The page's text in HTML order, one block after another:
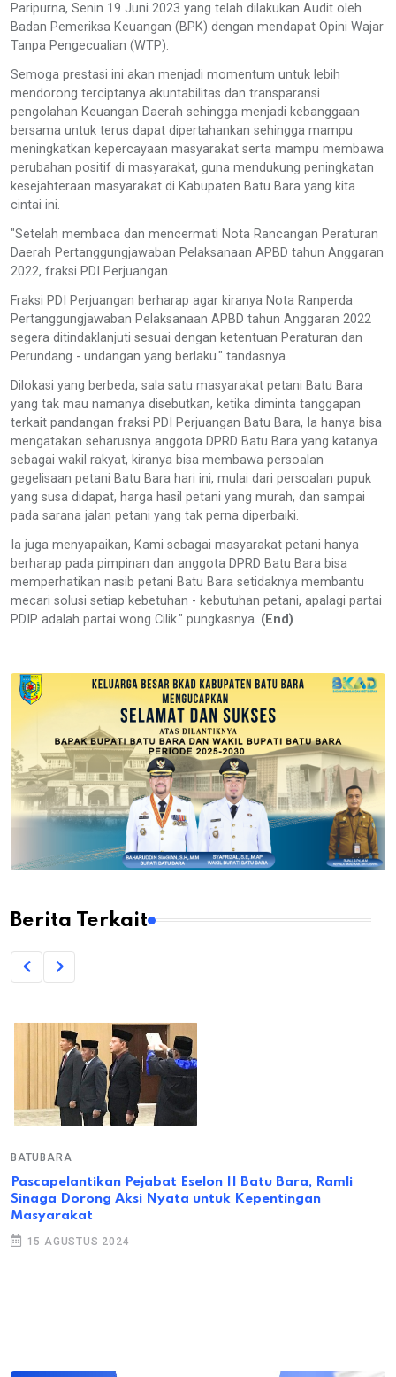
Paripurna, Senin 19 Juni 2023 yang telah dilakukan Audit oleh
Badan Pemeriksa Keuangan (BPK) dengan mendapat Opini Wajar
Tanpa Pengecualian (WTP).
Semoga prestasi ini akan menjadi momentum untuk lebih
mendorong terciptanya akuntabilitas dan transparansi
pengolahan Keuangan Daerah sehingga menjadi kebanggaan
bersama untuk terus dapat dipertahankan sehingga mampu
meningkatkan kepercayaan masyarakat serta mampu membawa
perubahan positif di masyarakat, guna mendukung peningkatan
kesejahteraan masyarakat di Kabupaten Batu Bara yang kita
cintai ini.
"Setelah membaca dan mencermati Nota Rancangan Peraturan
Daerah Pertanggungjawaban Pelaksanaan APBD tahun Anggaran
2022, fraksi PDI Perjuangan.
Fraksi PDI Perjuangan berharap agar kiranya Nota Ranperda
Pertanggungjawaban Pelaksanaan APBD tahun Anggaran 2022
segera ditindaklanjuti sesuai dengan ketentuan Peraturan dan
Perundang - undangan yang berlaku." tandasnya.
Dilokasi yang berbeda, sala satu masyarakat petani Batu Bara
yang tak mau namanya disebutkan, ketika diminta tanggapan
terkait pandangan fraksi PDI Perjuangan Batu Bara, Ia hanya bisa
mengatakan seharusnya anggota DPRD Batu Bara yang katanya
sebagai wakil rakyat, kiranya bisa membawa persoalan
gegelisaan petani Batu Bara hari ini, mulai dari persoalan pupuk
yang susa didapat, harga hasil petani yang murah, dan sampai
pada sarana jalan petani yang tak perna diperbaiki.
Ia juga menyapaikan, Kami sebagai masyarakat petani hanya
berharap pada pimpinan dan anggota DPRD Batu Bara bisa
memperhatikan nasib petani Batu Bara setidaknya membantu
mecari solusi setiap kebetuhan - kebutuhan petani, apalagi partai
PDIP adalah partai wong Cilik." pungkasnya. (End)
Berita Terkait
BATUBARA
Pascapelantikan Pejabat Eselon II Batu Bara, Ramli
Sinaga Dorong Aksi Nyata untuk Kepentingan
Masyarakat
15 AGUSTUS 2024